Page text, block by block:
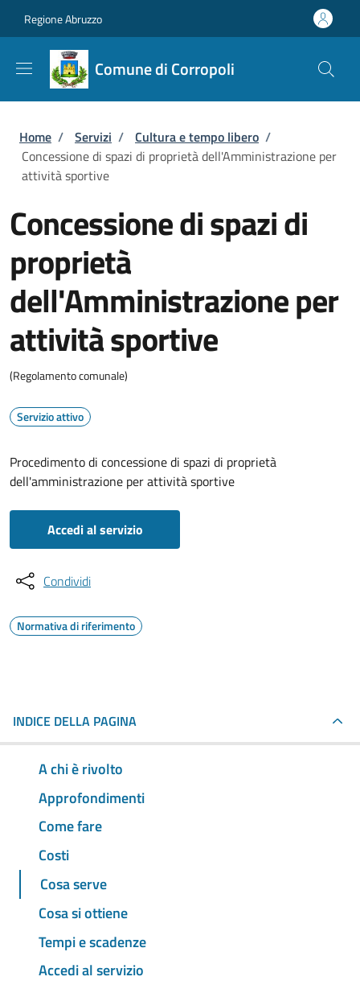
Regione Abruzzo
Comune di Corropoli
Briciole di pane
Home / Servizi / Cultura e tempo libero /
Concessione di spazi di proprietà dell'Amministrazione per
attività sportive
Concessione di spazi di
proprietà
dell'Amministrazione per
attività sportive
(Regolamento comunale)
Servizio attivo
Procedimento di concessione di spazi di proprietà
dell'amministrazione per attività sportive
Accedi al servizio
Condividi
Normativa di riferimento
INDICE DELLA PAGINA
A chi è rivolto
Approfondimenti
Come fare
Costi
Cosa serve
Cosa si ottiene
Tempi e scadenze
Accedi al servizio